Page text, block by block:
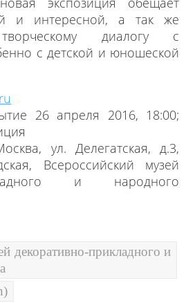
и интересной, а так же
творческому диалогу с
с детской и юношеской
26 апреля 2016, 18:00;
ул. Делегатская, д.3,
Всероссийский музей
и народного
декоративно-прикладного и